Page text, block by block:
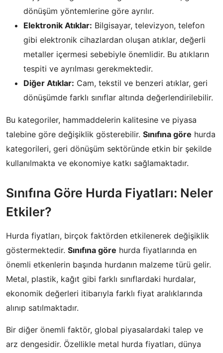
dönüşüm yöntemlerine göre ayrılır.
Elektronik Atıklar: Bilgisayar, televizyon, telefon
gibi elektronik cihazlardan oluşan atıklar, değerli
metaller içermesi sebebiyle önemlidir. Bu atıkların
tespiti ve ayrılması gerekmektedir.
Diğer Atıklar: Cam, tekstil ve benzeri atıklar, geri
dönüşümde farklı sınıflar altında değerlendirilebilir.
Bu kategoriler, hammaddelerin kalitesine ve piyasa
talebine göre değişiklik gösterebilir. Sınıfına göre hurda
kategorileri, geri dönüşüm sektöründe etkin bir şekilde
kullanılmakta ve ekonomiye katkı sağlamaktadır.
Sınıfına Göre Hurda Fiyatları: Neler
Etkiler?
Hurda fiyatları, birçok faktörden etkilenerek değişiklik
göstermektedir. Sınıfına göre hurda fiyatlarında en
önemli etkenlerin başında hurdanın malzeme türü gelir.
Metal, plastik, kağıt gibi farklı sınıflardaki hurdalar,
ekonomik değerleri itibarıyla farklı fiyat aralıklarında
alınıp satılmaktadır.
Bir diğer önemli faktör, global piyasalardaki talep ve
arz dengesidir. Özellikle metal hurda fiyatları, dünya